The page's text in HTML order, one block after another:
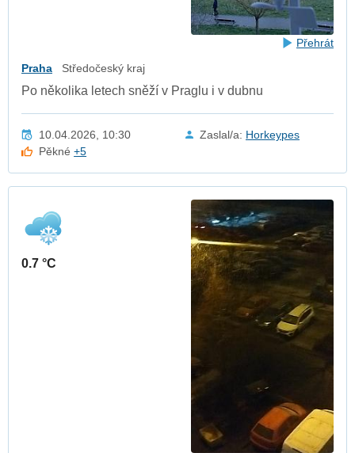
Přehrát
Praha Středočeský kraj
Po několika letech sněží v Praglu i v dubnu
10.04.2026, 10:30 Zaslal/a: Horkeypes
Pěkné+5
0.7 °C